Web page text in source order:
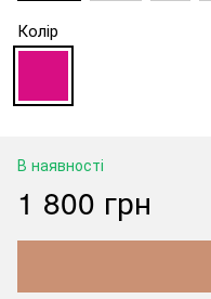
Колір
В наявності
1 800 грн